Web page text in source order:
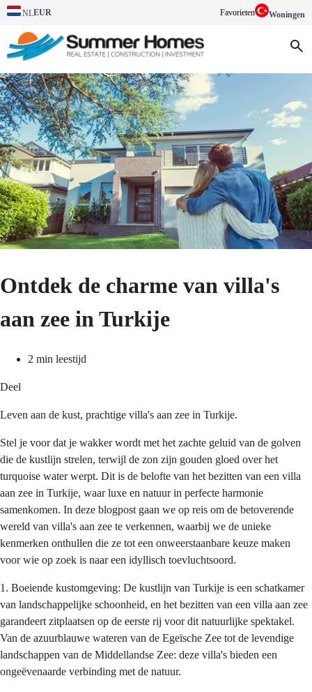
NLEUR Favorieten Woningen
Ontdek de charme van villa's
aan zee in Turkije
2 min leestijd
Deel
Leven aan de kust, prachtige villa's aan zee in Turkije.
Stel je voor dat je wakker wordt met het zachte geluid van de golven
die de kustlijn strelen, terwijl de zon zijn gouden gloed over het
turquoise water werpt. Dit is de belofte van het bezitten van een villa
aan zee in Turkije, waar luxe en natuur in perfecte harmonie
samenkomen. In deze blogpost gaan we op reis om de betoverende
wereld van villa's aan zee te verkennen, waarbij we de unieke
kenmerken onthullen die ze tot een onweerstaanbare keuze maken
voor wie op zoek is naar een idyllisch toevluchtsoord.
1. Boeiende kustomgeving: De kustlijn van Turkije is een schatkamer
van landschappelijke schoonheid, en het bezitten van een villa aan zee
garandeert zitplaatsen op de eerste rij voor dit natuurlijke spektakel.
Van de azuurblauwe wateren van de Egeïsche Zee tot de levendige
landschappen van de Middellandse Zee: deze villa's bieden een
ongeëvenaarde verbinding met de natuur.